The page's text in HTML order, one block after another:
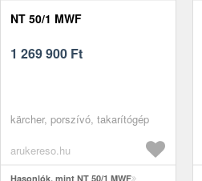
NT 50/1 MWF
1 269 900 Ft
kärcher, porszívó, takarítógép
arukereso.hu
Hasonlók, mint NT 50/1 MWF